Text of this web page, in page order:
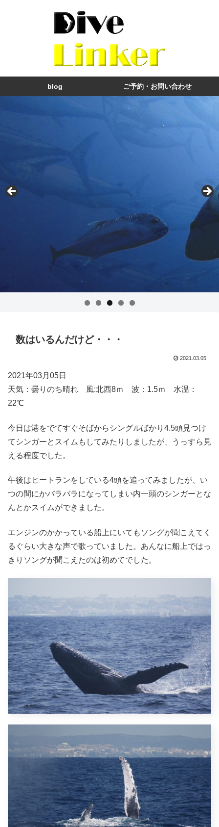
blog ご予約・お問い合わせ
数はいるんだけど・・・
2021.03.05
2021年03月05日
天気：曇りのち晴れ 風:北西8ｍ 波：1.5ｍ 水温：
22℃
今日は港をでてすぐそばからシングルばかり4.5頭見つけ
てシンガーとスイムもしてみたりしましたが、うっすら見
える程度でした。
午後はヒートランをしている4頭を追ってみましたが、い
つの間にかバラバラになってしまい内一頭のシンガーとな
んとかスイムができました。
エンジンのかかっている船上にいてもソングが聞こえてく
るぐらい大きな声で歌っていました。あんなに船上ではっ
きりソングが聞こえたのは初めてでした。